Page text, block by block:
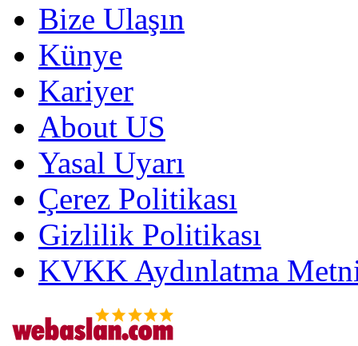
Bize Ulaşın
Künye
Kariyer
About US
Yasal Uyarı
Çerez Politikası
Gizlilik Politikası
KVKK Aydınlatma